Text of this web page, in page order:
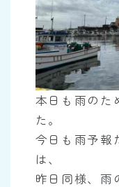
本日も雨のた
た。
今日も雨予報
は、
昨日同様、雨